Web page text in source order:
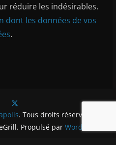
réduire les indésirables.
dont les données de vos
.
. Tous droits réservés.
Propulsé parWordPress